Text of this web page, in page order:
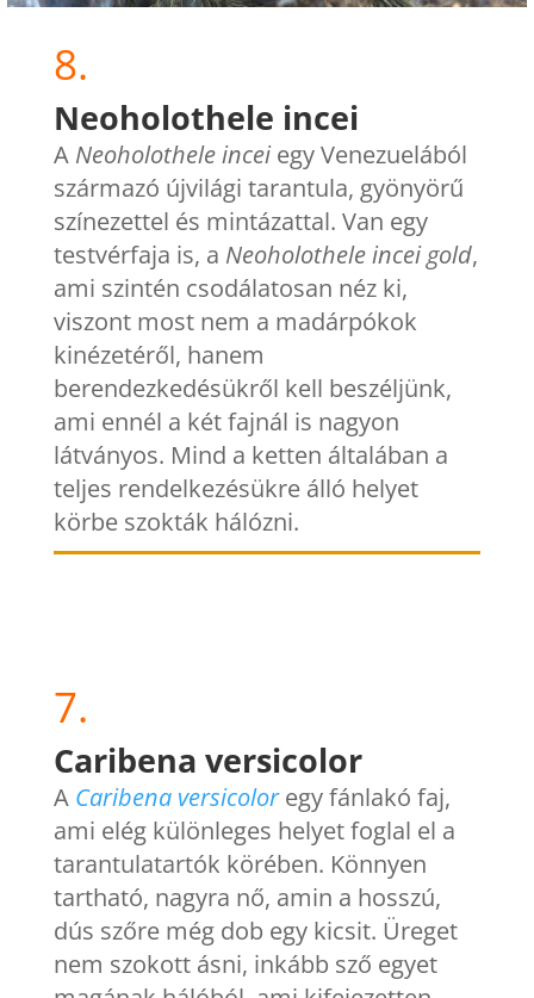
8.
Neoholothele incei
A Neoholothele inceiegy Venezuelából
származó újvilági tarantula, gyönyörű
színezettel és mintázattal. Van egy
testvérfaja is, a Neoholothele incei gold,
ami szintén csodálatosan néz ki,
viszont most nem a madárpókok
kinézetéről, hanem
berendezkedésükről kell beszéljünk,
ami ennél a két fajnál is nagyon
látványos. Mind a ketten általában a
teljes rendelkezésükre álló helyet
körbe szokták hálózni.
7.
Caribena versicolor
A Caribena versicoloregy fánlakó faj,
ami elég különleges helyet foglal el a
tarantulatartók körében. Könnyen
tartható, nagyra nő, amin a hosszú,
dús szőre még dob egy kicsit. Üreget
nem szokott ásni, inkább sző egyet